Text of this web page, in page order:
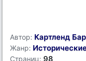
Автор: Картленд
Жанр:
Страниц: 98